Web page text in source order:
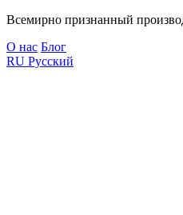
Всемирно признанный
О нас Блог
RU Русский